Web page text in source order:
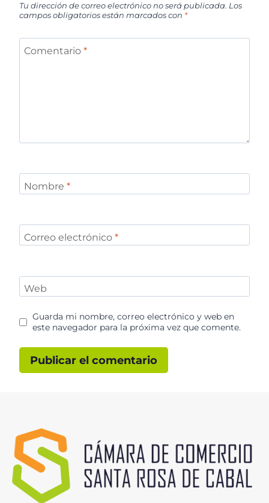
Tu dirección de correo electrónico no será publicada. Los
campos obligatorios están marcados con *
Comentario *
Nombre *
Correo electrónico *
Web
Guarda mi nombre, correo electrónico y web en
este navegador para la próxima vez que comente.